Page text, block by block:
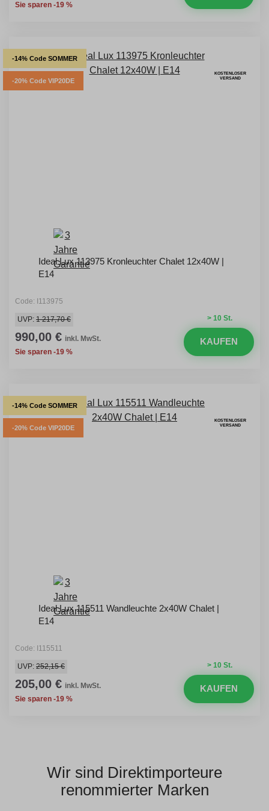
Sie sparen -19 %
-14% Code SOMMER
-20% Code VIP20DE
KOSTENLOSER
VERSAND
Ideal Lux 113975 Kronleuchter Chalet 12x40W |
E14
Code: I113975
> 10 St.
UVP: 1 217,70 €
990,00 € inkl. MwSt.
Sie sparen -19 %
KAUFEN
-14% Code SOMMER
-20% Code VIP20DE
KOSTENLOSER
VERSAND
Ideal Lux 115511 Wandleuchte 2x40W Chalet |
E14
Code: I115511
> 10 St.
UVP: 252,15 €
205,00 € inkl. MwSt.
Sie sparen -19 %
KAUFEN
Wir sind Direktimporteure
renommierter Marken